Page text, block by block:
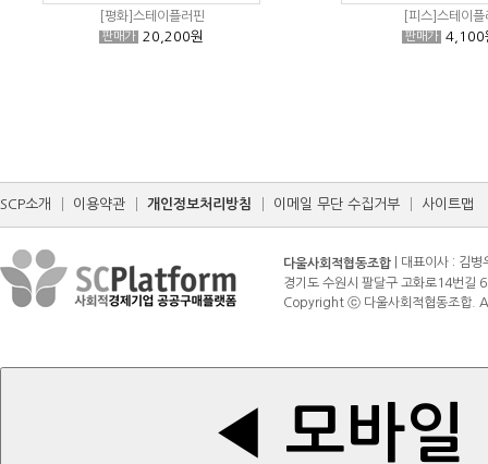
[평화]스테이플러핀
판매가 20,200원
[피스]스테이플
판매가 4,100
SCP소개 이용약관 개인정보처리방침 이메일 무단 수집거부 사이트맵
다울사회적협동조합 | 대표이사 : 김
경기도 수원시 팔달구 고화로14번
Copyright ⓒ 다울사회적협동조합.